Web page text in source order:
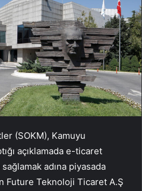
(SOKM), Kamuyu
açıklamada e-ticaret
adına piyasada
Future Teknoloji Ticaret A.Ş